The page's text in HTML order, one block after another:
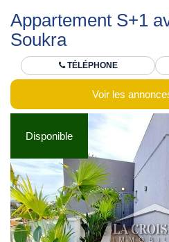
Appartement S+1
Soukra
TÉLÉPHONE
Voir les
Disponible